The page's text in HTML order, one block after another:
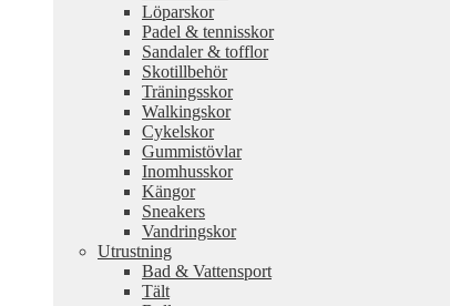
Löparskor
Padel & tennisskor
Sandaler & tofflor
Skotillbehör
Träningsskor
Walkingskor
Cykelskor
Gummistövlar
Inomhusskor
Kängor
Sneakers
Vandringskor
Utrustning
Bad & Vattensport
Tält